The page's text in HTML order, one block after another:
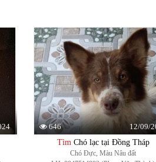
646
12/09/
Tìm Chó lạc tại Đồng Tháp
Chó Đực, Màu Nâu đất